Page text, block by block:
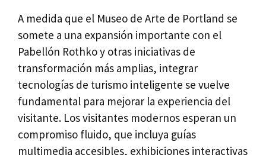
A medida que el Museo de Arte de Portland se
somete a una expansión importante con el
Pabellón Rothko y otras iniciativas de
transformación más amplias, integrar
tecnologías de turismo inteligente se vuelve
fundamental para mejorar la experiencia del
visitante. Los visitantes modernos esperan un
compromiso fluido, que incluya guías
multimedia accesibles, exhibiciones interactivas